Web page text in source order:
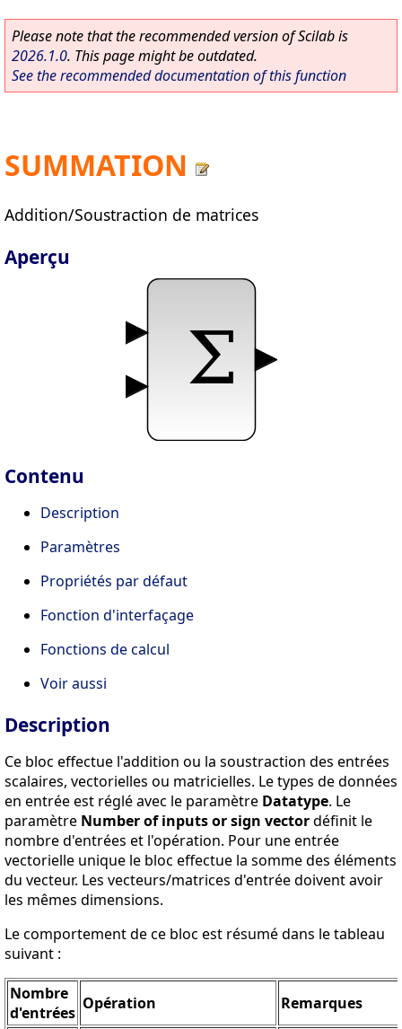
Please note that the recommended version of Scilab is
2026.1.0. This page might be outdated.
See the recommended documentation of this function
SUMMATION
Addition/Soustraction de matrices
Aperçu
Contenu
Description
Paramètres
Propriétés par défaut
Fonction d'interfaçage
Fonctions de calcul
Voir aussi
Description
Ce bloc effectue l'addition ou la soustraction des entrées
scalaires, vectorielles ou matricielles. Le types de données
en entrée est réglé avec le paramètre Datatype. Le
paramètre Number of inputs or sign vectordéfinit le
nombre d'entrées et l'opération. Pour une entrée
vectorielle unique le bloc effectue la somme des éléments
du vecteur. Les vecteurs/matrices d'entrée doivent avoir
les mêmes dimensions.
Le comportement de ce bloc est résumé dans le tableau
suivant :
Nombre
d'entrées Opération Remarques